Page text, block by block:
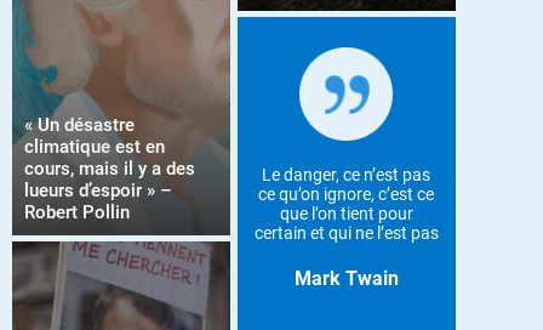
« Un désastre
climatique est en
cours, mais il y a des
lueurs d’espoir » –
Robert Pollin
Le danger, ce n’est pas
ce qu’on ignore, c’est ce
que l’on tient pour
certain et qui ne l’est pas
Mark Twain